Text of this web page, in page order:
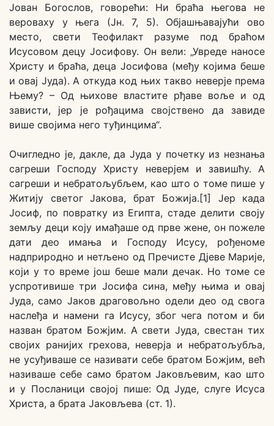
Јован Богослов, говорећи: Ни браћа његова не
вероваху у њега (Јн. 7, 5). Објашњавајући ово
место, свети Теофилакт разуме под браћом
Исусовом децу Јосифову. Он вели: „Увреде наносе
Христу и браћа, деца Јосифова (међу којима беше
и овај Јуда). А откуда код њих такво неверје према
Њему? – Од њихове властите рђаве воље и од
зависти, јер је рођацима својствено да завиде
више својима него туђинцима“.
Очигледно је, дакле, да Јуда у почетку из незнања
сагреши Господу Христу неверјем и завишћу. А
сагреши и небратољубљем, као што о томе пише у
Житију светог Јакова, брат Божија.[1] Јер када
Јосиф, по повратку из Египта, стаде делити своју
земљу деци коју имађаше од прве жене, он пожеле
дати део имања и Господу Исусу, рођеноме
надприродно и нетљено од Пречисте Дјеве Марије,
који у то време још беше мали дечак. Но томе се
успротивише три Јосифа сина, међу њима и овај
Јуда, само Јаков драговољно одели део од свога
наслеђа и намени га Исусу, због чега потом и би
назван братом Божјим. А свети Јуда, свестан тих
својих ранијих грехова, неверја и небратољубља,
не усуђиваше се називати себе братом Божјим, већ
називаше себе само братом Јаковљевим, као што
и у Посланици својој пише: Од Јуде, слуге Исуса
Христа, а брата Јаковљева (ст. 1).